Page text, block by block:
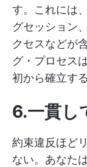
す。これには
グセッション
クセスなどが
グ・プロセス
初から確立す
6.一貫し
約束違反ほど
ない。あなた